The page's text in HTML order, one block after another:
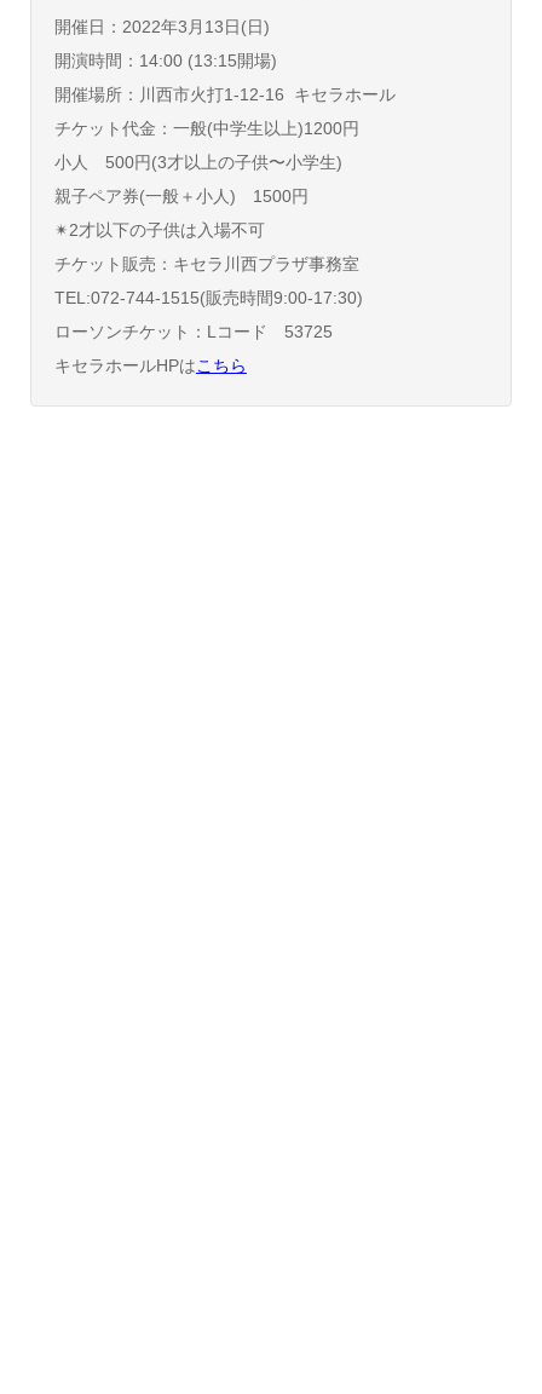
開催日：2022年3月13日(日)
開演時間：14:00 (13:15開場)
開催場所：川西市火打1-12-16 キセラホール
チケット代金：一般(中学生以上)1200円
小人 500円(3才以上の子供〜小学生)
親子ペア券(一般＋小人) 1500円
✴︎2才以下の子供は入場不可
チケット販売：キセラ川西プラザ事務室
TEL:072-744-1515(販売時間9:00-17:30)
ローソンチケット：Lコード 53725
キセラホールHPはこちら